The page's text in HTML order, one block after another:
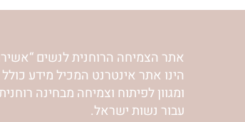
אילון הירש
אתר הצמיחה הרוחנית לנשים
הינו אתר אינטרנט המכיל מידע כולל
ומגוון לפיתוח וצמיחה מבחינה
עבור נשות ישראל.